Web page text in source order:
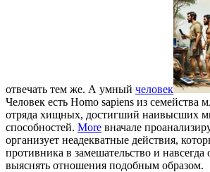
отвечать тем же. А умный человек
Человек есть Homo sapiens из семейства
отряда хищных, достигший наивысших
способностей. More вначале
организует неадекватные действия,
противника в замешательство и навсегда
выяснять отношения подобным образом.